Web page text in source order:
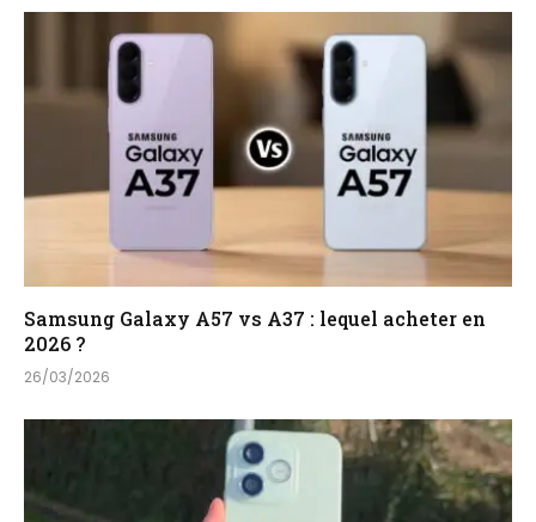
Samsung Galaxy A57 vs A37 : lequel acheter en
2026 ?
26/03/2026